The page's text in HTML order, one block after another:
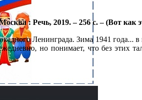
: Речь, 2019. – 256 с. – (Вот как
Ленинграда. Зима 1941 года... в
но понимает, что без этих